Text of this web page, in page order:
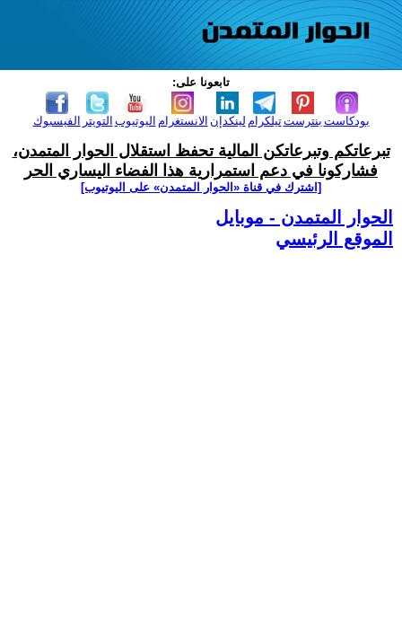
تابعونا على:
الفيسبوك التويتر اليوتيوب الانستغرام لينكدإن تيلكرامبنترست بودكاست
تبرعاتكم وتبرعاتكن المالية تحفظ استقلال الحوار المتمدن،
فشاركونا في دعم استمرارية هذا الفضاء اليساري الحر
[اشترك في قناة ‫«الحوار المتمدن» على اليوتيوب]
الحوار المتمدن - موبايل
الموقع الرئيسي